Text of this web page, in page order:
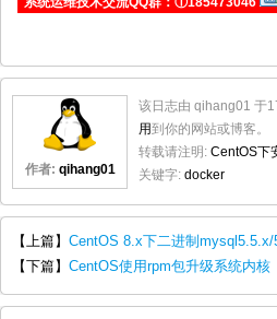
作者: qihang01
该日志由 qihang01 于
用到你的网站或博客。
转载请注明: CentOS下
关键字: docker
【上篇】 CentOS 8.x下二进制
【下篇】 CentOS使用rpm包升级系统内核